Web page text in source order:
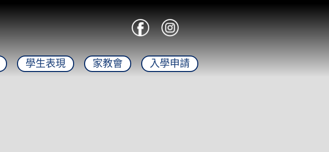
學生表現 家教會 入學申請